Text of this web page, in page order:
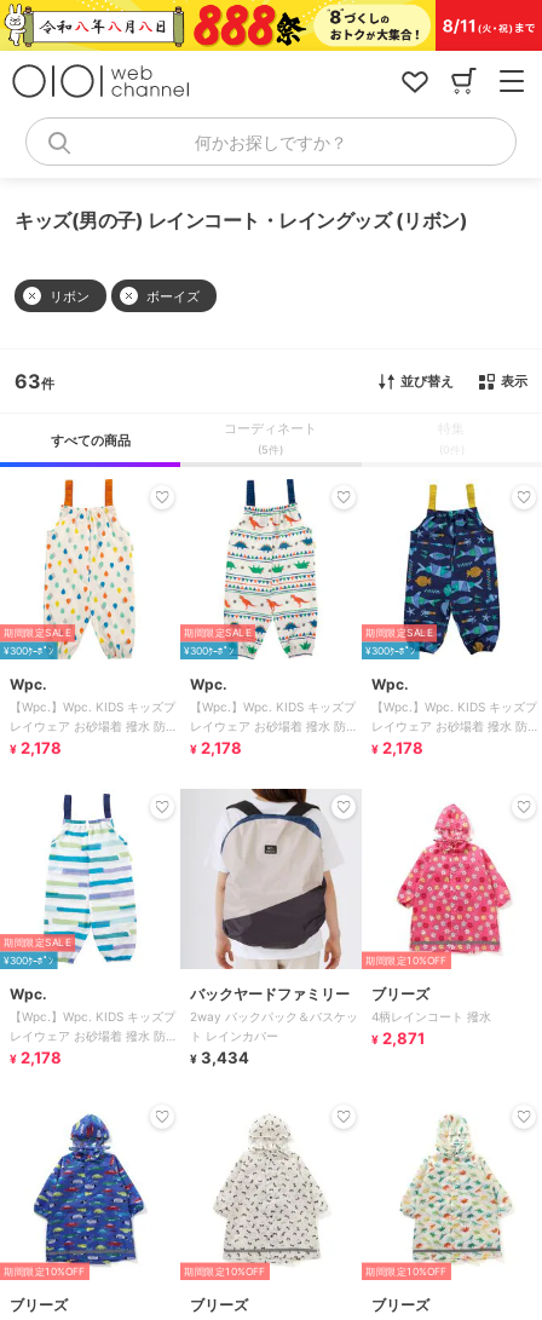
コ
ン
何かお探しですか？
キッズ(男の子) レインコート・レイングッズ (リボン)
リボン ボーイズ
63 並び替え 表示
すべての商品
コーディネート
(5件) (0件)
期間限定SALE
¥300ｸｰﾎﾟﾝ
Wpc.
【Wpc.】Wpc. KIDS キッズプ
レイウェア お砂場着 撥水 防水
収納袋付き 男の子 女の子
¥ 2,178
期間限定SALE
¥300ｸｰﾎﾟﾝ
Wpc.
【Wpc.】Wpc. KIDS キッズプ
レイウェア お砂場着 撥水 防水
収納袋付き 男の子 女の子
¥ 2,178
期間限定SALE
¥300ｸｰﾎﾟﾝ
Wpc.
【Wpc.】Wpc. KIDS キッズプ
レイウェア お砂場着 撥水 防水
収納袋付き 男の子 女の子
¥ 2,178
期間限定SALE
¥300ｸｰﾎﾟﾝ
Wpc.
【Wpc.】Wpc. KIDS キッズプ
レイウェア お砂場着 撥水 防水
収納袋付き 男の子 女の子
¥ 2,178
バックヤードファミリー
2way バックパック＆バスケッ
ト レインカバー
¥ 3,434
期間限定10%OFF
ブリーズ
4柄レインコート 撥水
¥ 2,871
期間限定10%OFF
ブリーズ
期間限定10%OFF
ブリーズ
期間限定10%OFF
ブリーズ